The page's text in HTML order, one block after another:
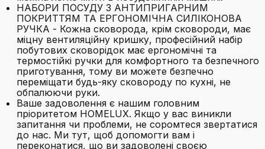
НАБОРИ ПОСУДУ З АНТИПРИГАРНИМ
ПОКРИТТЯМ ТА ЕРГОНОМІЧНА СИЛІКОНОВА
РУЧКА - Кожна сковорода, крім сковороди, має
міцну вентиляційну кришку, професійний набір
побутових сковорідок має ергономічні та
термостійкі ручки для комфортного та безпечного
приготування, тому ви можете безпечно
переміщати будь-яку сковороду по кухні, не
обпалюючи руки.
Ваше задоволення є нашим головним
пріоритетом HOMELUX. Якщо у вас виникли
запитання чи проблеми, не соромтеся звертатися
до нас. Ми тут, щоб допомогти вам і
переконатися, що ви задоволені своєю